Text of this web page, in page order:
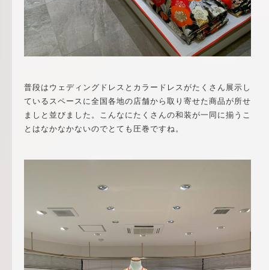
普段はウェディングドレスとカラードレスがたくさん展示し
ているスペースに全国各地の店舗から取り寄せた商品が所せ
ましと並びました。こんなにたくさんの和装が一同に揃うこ
とはなかなかないのでとても圧巻ですね。